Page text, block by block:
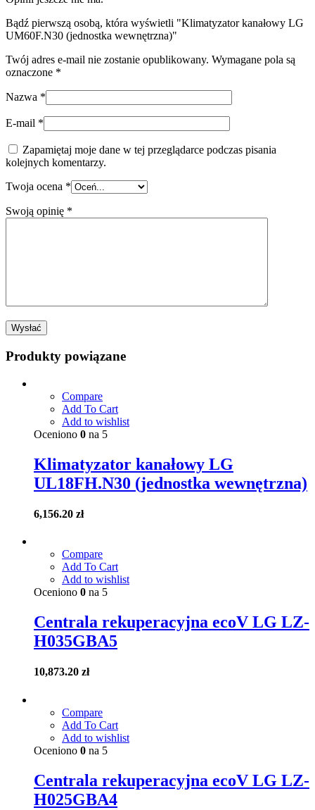
Bądź pierwszą osobą, która wyświetli "Klimatyzator kanałowy LG
UM60F.N30 (jednostka wewnętrzna)"
Twój adres e-mail nie zostanie opublikowany. Wymagane pola są
oznaczone *
Nazwa *
E-mail *
Zapamiętaj moje dane w tej przeglądarce podczas pisania
kolejnych komentarzy.
Twoja ocena *
Swoją opinię *
Produkty powiązane
Compare
Add To Cart
Add to wishlist
Oceniono 0 na 5
Klimatyzator kanałowy LG
UL18FH.N30 (jednostka wewnętrzna)
6,156.20 zł
Compare
Add To Cart
Add to wishlist
Oceniono 0 na 5
Centrala rekuperacyjna ecoV LG LZ-
H035GBA5
10,873.20 zł
Compare
Add To Cart
Add to wishlist
Oceniono 0 na 5
Centrala rekuperacyjna ecoV LG LZ-
H025GBA4